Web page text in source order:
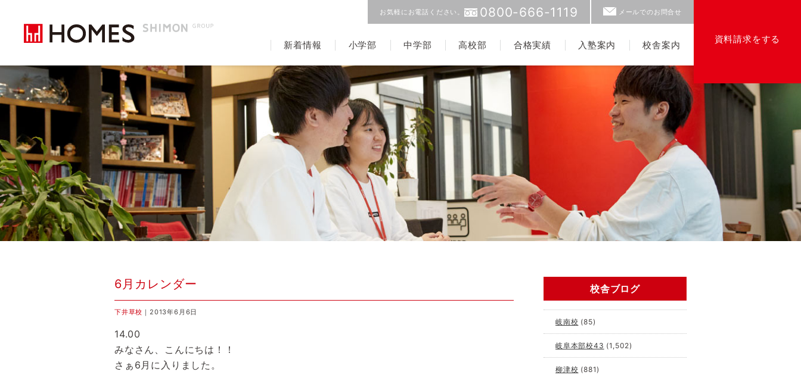
新着情報 小学部 中学部 高校部 合格実績 入塾案内 校舎案内 資料請求をする
お気軽にお電話ください。 0800-666-1119 メールでのお問合せ
6月カレンダー
下井草校 ｜2013年6月6日
14.00
みなさん、こんにちは！！
さぁ 6月に入りました。
校舎ブログ
岐南校 (85)
岐阜本部校43 (1,502)
柳津校 (881)